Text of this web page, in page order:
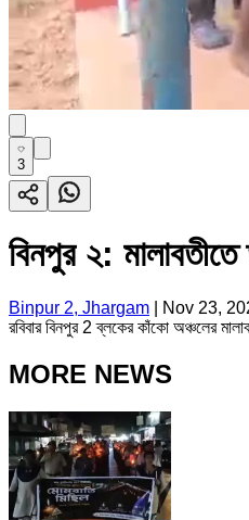
3
বিনপুর ২:
Binpur 2, Jhargam
Nov 23,
রবিবার বিনপুর 2 ব্লকের কাঁকো অঞ্চলের
MORE NEWS